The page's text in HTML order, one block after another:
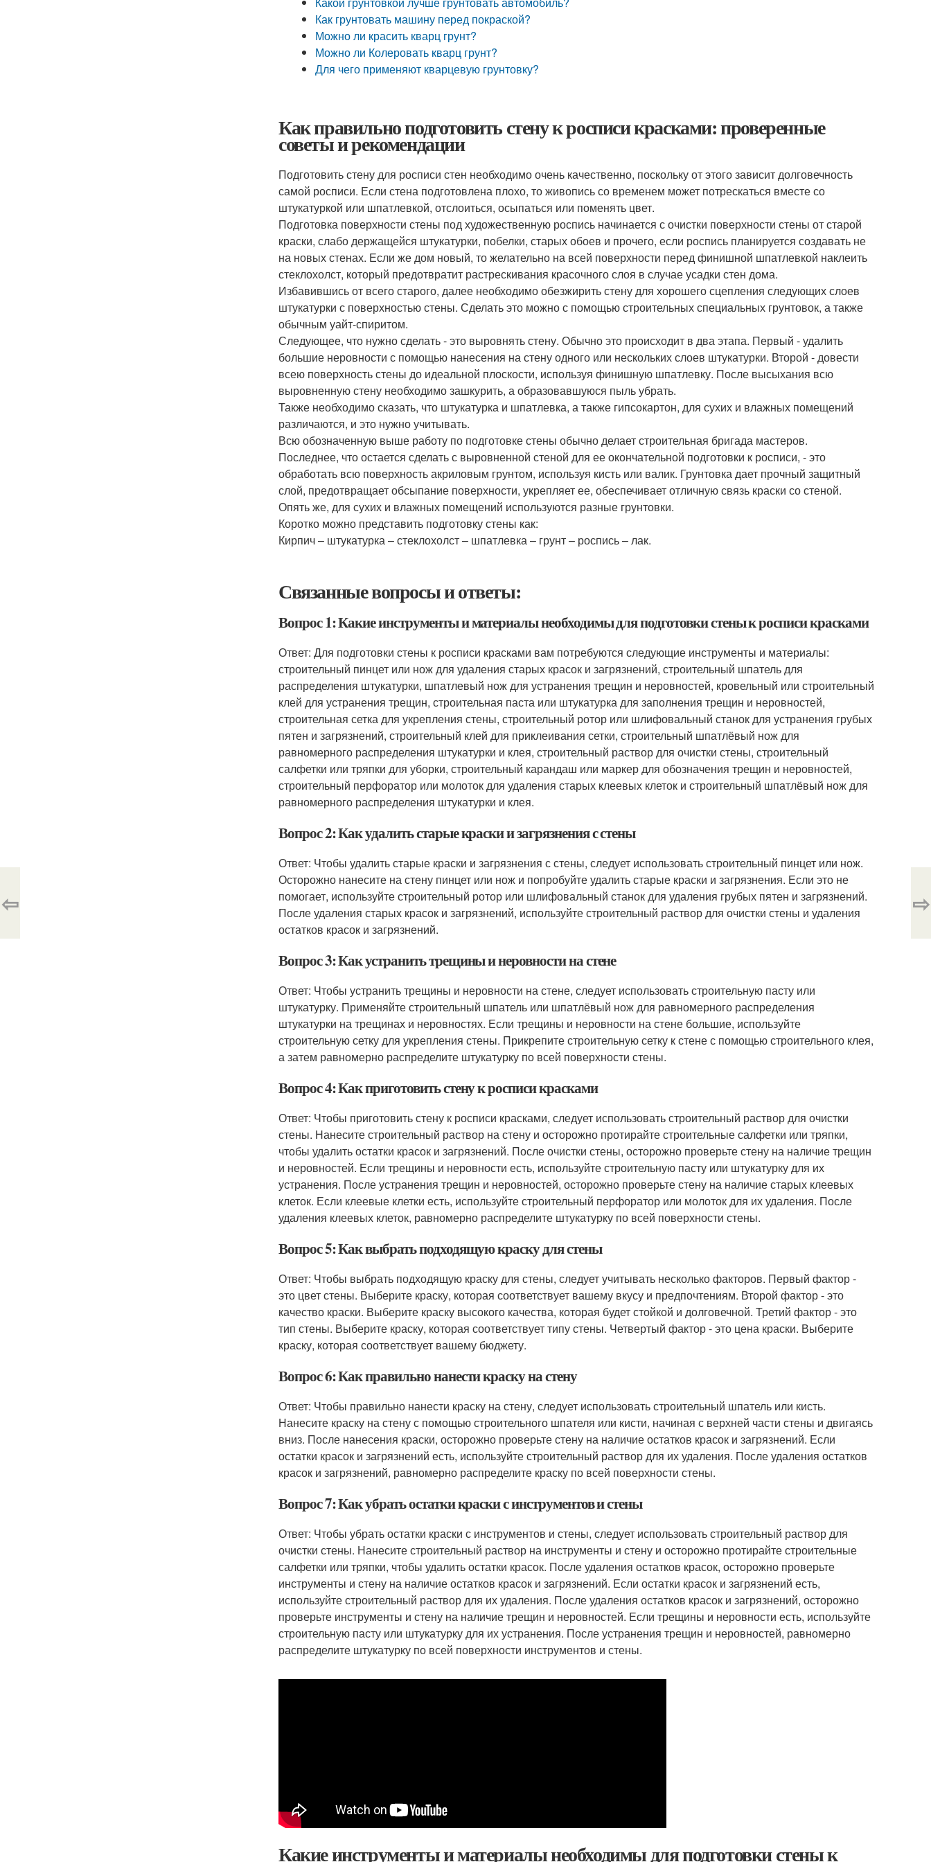
Как грунтовать машину перед покраской?
Можно ли красить кварц грунт?
Можно ли Колеровать кварц грунт?
Для чего применяют кварцевую грунтовку?
Как правильно подготовить стену к росписи красками: проверенные
советы и рекомендации
Подготовить стену для росписи стен необходимо очень качественно, поскольку от этого зависит долговечность
самой росписи. Если стена подготовлена плохо, то живопись со временем может потрескаться вместе со
штукатуркой или шпатлевкой, отслоиться, осыпаться или поменять цвет.
Подготовка поверхности стены под художественную роспись начинается с очистки поверхности стены от старой
краски, слабо держащейся штукатурки, побелки, старых обоев и прочего, если роспись планируется создавать не
на новых стенах. Если же дом новый, то желательно на всей поверхности перед финишной шпатлевкой наклеить
стеклохолст, который предотвратит растрескивания красочного слоя в случае усадки стен дома.
Избавившись от всего старого, далее необходимо обезжирить стену для хорошего сцепления следующих слоев
штукатурки с поверхностью стены. Сделать это можно с помощью строительных специальных грунтовок, а также
обычным уайт-спиритом.
Следующее, что нужно сделать - это выровнять стену. Обычно это происходит в два этапа. Первый - удалить
большие неровности с помощью нанесения на стену одного или нескольких слоев штукатурки. Второй - довести
всею поверхность стены до идеальной плоскости, используя финишную шпатлевку. После высыхания всю
выровненную стену необходимо зашкурить, а образовавшуюся пыль убрать.
Также необходимо сказать, что штукатурка и шпатлевка, а также гипсокартон, для сухих и влажных помещений
различаются, и это нужно учитывать.
Всю обозначенную выше работу по подготовке стены обычно делает строительная бригада мастеров.
Последнее, что остается сделать с выровненной стеной для ее окончательной подготовки к росписи, - это
обработать всю поверхность акриловым грунтом, используя кисть или валик. Грунтовка дает прочный защитный
слой, предотвращает обсыпание поверхности, укрепляет ее, обеспечивает отличную связь краски со стеной.
Опять же, для сухих и влажных помещений используются разные грунтовки.
Коротко можно представить подготовку стены как:
Кирпич – штукатурка – стеклохолст – шпатлевка – грунт – роспись – лак.
Связанные вопросы и ответы:
Вопрос 1: Какие инструменты и материалы необходимы для подготовки стены к росписи красками
Ответ: Для подготовки стены к росписи красками вам потребуются следующие инструменты и материалы:
строительный пинцет или нож для удаления старых красок и загрязнений, строительный шпатель для
распределения штукатурки, шпатлевый нож для устранения трещин и неровностей, кровельный или строительный
клей для устранения трещин, строительная паста или штукатурка для заполнения трещин и неровностей,
строительная сетка для укрепления стены, строительный ротор или шлифовальный станок для устранения грубых
пятен и загрязнений, строительный клей для приклеивания сетки, строительный шпатлёвый нож для
равномерного распределения штукатурки и клея, строительный раствор для очистки стены, строительный
салфетки или тряпки для уборки, строительный карандаш или маркер для обозначения трещин и неровностей,
строительный перфоратор или молоток для удаления старых клеевых клеток и строительный шпатлёвый нож для
равномерного распределения штукатурки и клея.
Вопрос 2: Как удалить старые краски и загрязнения с стены
Ответ: Чтобы удалить старые краски и загрязнения с стены, следует использовать строительный пинцет или нож.
Осторожно нанесите на стену пинцет или нож и попробуйте удалить старые краски и загрязнения. Если это не
помогает, используйте строительный ротор или шлифовальный станок для удаления грубых пятен и загрязнений.
После удаления старых красок и загрязнений, используйте строительный раствор для очистки стены и удаления
остатков красок и загрязнений.
Вопрос 3: Как устранить трещины и неровности на стене
Ответ: Чтобы устранить трещины и неровности на стене, следует использовать строительную пасту или
штукатурку. Применяйте строительный шпатель или шпатлёвый нож для равномерного распределения
штукатурки на трещинах и неровностях. Если трещины и неровности на стене большие, используйте
строительную сетку для укрепления стены. Прикрепите строительную сетку к стене с помощью строительного клея,
а затем равномерно распределите штукатурку по всей поверхности стены.
Вопрос 4: Как приготовить стену к росписи красками
Ответ: Чтобы приготовить стену к росписи красками, следует использовать строительный раствор для очистки
стены. Нанесите строительный раствор на стену и осторожно протирайте строительные салфетки или тряпки,
чтобы удалить остатки красок и загрязнений. После очистки стены, осторожно проверьте стену на наличие трещин
и неровностей. Если трещины и неровности есть, используйте строительную пасту или штукатурку для их
устранения. После устранения трещин и неровностей, осторожно проверьте стену на наличие старых клеевых
клеток. Если клеевые клетки есть, используйте строительный перфоратор или молоток для их удаления. После
удаления клеевых клеток, равномерно распределите штукатурку по всей поверхности стены.
Вопрос 5: Как выбрать подходящую краску для стены
Ответ: Чтобы выбрать подходящую краску для стены, следует учитывать несколько факторов. Первый фактор -
это цвет стены. Выберите краску, которая соответствует вашему вкусу и предпочтениям. Второй фактор - это
качество краски. Выберите краску высокого качества, которая будет стойкой и долговечной. Третий фактор - это
тип стены. Выберите краску, которая соответствует типу стены. Четвертый фактор - это цена краски. Выберите
краску, которая соответствует вашему бюджету.
Вопрос 6: Как правильно нанести краску на стену
Ответ: Чтобы правильно нанести краску на стену, следует использовать строительный шпатель или кисть.
Нанесите краску на стену с помощью строительного шпателя или кисти, начиная с верхней части стены и двигаясь
вниз. После нанесения краски, осторожно проверьте стену на наличие остатков красок и загрязнений. Если
остатки красок и загрязнений есть, используйте строительный раствор для их удаления. После удаления остатков
красок и загрязнений, равномерно распределите краску по всей поверхности стены.
Вопрос 7: Как убрать остатки краски с инструментов и стены
Ответ: Чтобы убрать остатки краски с инструментов и стены, следует использовать строительный раствор для
очистки стены. Нанесите строительный раствор на инструменты и стену и осторожно протирайте строительные
салфетки или тряпки, чтобы удалить остатки красок. После удаления остатков красок, осторожно проверьте
инструменты и стену на наличие остатков красок и загрязнений. Если остатки красок и загрязнений есть,
используйте строительный раствор для их удаления. После удаления остатков красок и загрязнений, осторожно
проверьте инструменты и стену на наличие трещин и неровностей. Если трещины и неровности есть, используйте
строительную пасту или штукатурку для их устранения. После устранения трещин и неровностей, равномерно
распределите штукатурку по всей поверхности инструментов и стены.
Какие инструменты и материалы необходимы для подготовки стены к
⇦ ⇨